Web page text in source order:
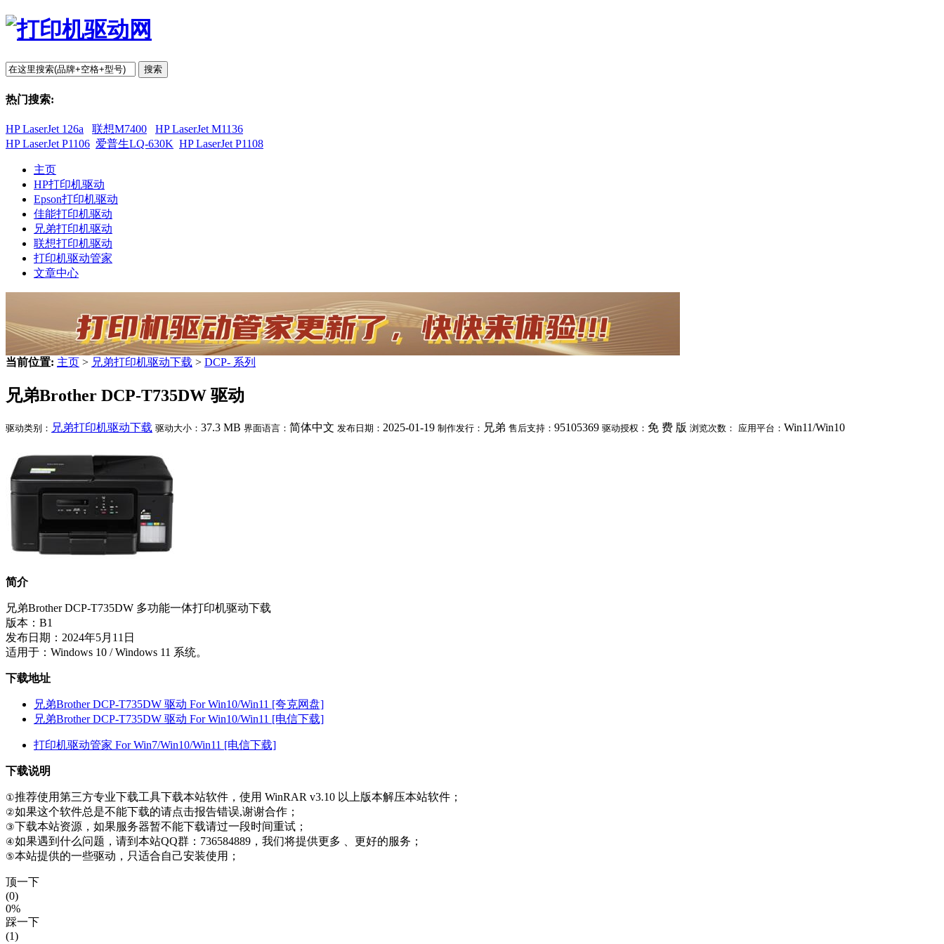
搜索
热门搜索:
HP LaserJet 126a 联想M7400
HP LaserJet M1136
HP LaserJet P1106 爱普生LQ-630K HP LaserJet P1108
主页
HP打印机驱动
Epson打印机驱动
佳能打印机驱动
兄弟打印机驱动
联想打印机驱动
打印机驱动管家
文章中心
当前位置: 主页 > 兄弟打印机驱动下载 > DCP- 系列
兄弟Brother DCP-T735DW 驱动
驱动类别： 兄弟打印机驱动下载 驱动大小： 37.3 MB 界面语言： 简体中文 发布日期： 2025-01-19 制作发行： 兄弟 售后支持： 95105369 驱动授权： 免 费 版 浏览次数： 应用平台： Win11/Win10
简介
兄弟Brother DCP-T735DW 多功能一体打印机驱动下载
版本：B1
发布日期：2024年5月11日
适用于：Windows 10 / Windows 11 系统。
下载地址
兄弟Brother DCP-T735DW 驱动 For Win10/Win11 [夸克网盘]
兄弟Brother DCP-T735DW 驱动 For Win10/Win11 [电信下载]
打印机驱动管家 For Win7/Win10/Win11 [电信下载]
下载说明
①推荐使用第三方专业下载工具下载本站软件，使用 WinRAR v3.10 以上版本解压本站软件；
②如果这个软件总是不能下载的请点击报告错误,谢谢合作；
③下载本站资源，如果服务器暂不能下载请过一段时间重试；
④如果遇到什么问题，请到本站QQ群：736584889，我们将提供更多 、更好的服务；
⑤本站提供的一些驱动，只适合自己安装使用；
顶一下
(0)
0%
踩一下
(1)